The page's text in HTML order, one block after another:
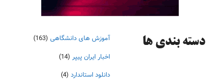
دسته‌ بندی ها آموزش های دانشگاهی (163)
اخبار ایران پیپر (14)
دانلود استاندارد (4)